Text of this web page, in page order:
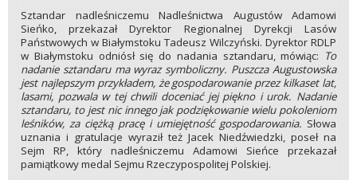
Sztandar nadleśniczemu Nadleśnictwa Augustów Adamowi
Sieńko, przekazał Dyrektor Regionalnej Dyrekcji Lasów
Państwowych w Białymstoku Tadeusz Wilczyński. Dyrektor RDLP
w Białymstoku odniósł się do nadania sztandaru, mówiąc: To
nadanie sztandaru ma wyraz symboliczny. Puszcza Augustowska
jest najlepszym przykładem, że gospodarowanie przez kilkaset lat,
lasami, pozwala w tej chwili doceniać jej piękno i urok. Nadanie
sztandaru, to jest nic innego jak podziękowanie wielu pokoleniom
leśników, za ciężką pracę i umiejętność gospodarowania. Słowa
uznania i gratulacje wyraził też Jacek Niedźwiedzki, poseł na
Sejm RP, który nadleśniczemu Adamowi Sieńce przekazał
pamiątkowy medal Sejmu Rzeczypospolitej Polskiej.